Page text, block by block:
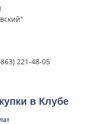
221-48-05
в Клубе